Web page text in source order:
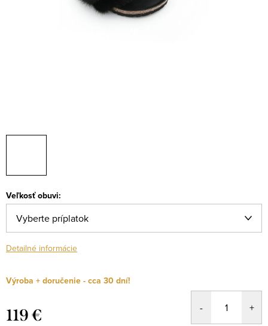
Veľkosť obuvi:
Detailné informácie
Výroba + doručenie - cca 30 dní!
119 €